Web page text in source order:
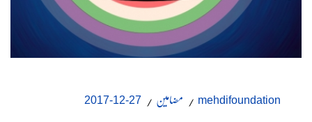
mehdifoundation مضامین 27-12-2017